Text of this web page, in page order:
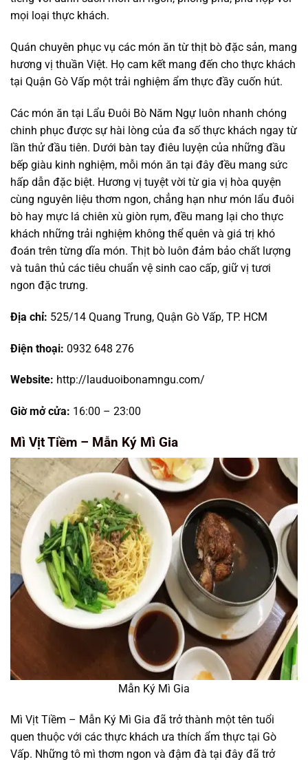
mọi loại thực khách.
Quán chuyên phục vụ các món ăn từ thịt bò đặc sản, mang
hương vị thuần Việt. Họ cam kết mang đến cho thực khách
tại Quận Gò Vấp một trải nghiệm ẩm thực đầy cuốn hút.
Các món ăn tại Lẩu Đuôi Bò Năm Ngự luôn nhanh chóng
chinh phục được sự hài lòng của đa số thực khách ngay từ
lần thử đầu tiên. Dưới bàn tay điêu luyện của những đầu
bếp giàu kinh nghiệm, mỗi món ăn tại đây đều mang sức
hấp dẫn đặc biệt. Hương vị tuyệt vời từ gia vị hòa quyện
cùng nguyên liệu thơm ngon, chẳng hạn như món lẩu đuôi
bò hay mực lá chiên xù giòn rụm, đều mang lại cho thực
khách những trải nghiệm không thể quên và giá trị khó
đoán trên từng dĩa món. Thịt bò luôn đảm bảo chất lượng
và tuân thủ các tiêu chuẩn vệ sinh cao cấp, giữ vị tươi
ngon đặc trưng.
Địa chỉ: 525/14 Quang Trung, Quận Gò Vấp, TP. HCM
Điện thoại: 0932 648 276
Website: http://lauduoibonamngu.com/
Giờ mở cửa: 16:00 – 23:00
Mì Vịt Tiềm – Mẫn Ký Mì Gia
Mẫn Ký Mì Gia
Mì Vịt Tiềm – Mẫn Ký Mì Gia đã trở thành một tên tuổi
quen thuộc với các thực khách ưa thích ẩm thực tại Gò
Vấp. Những tô mì thơm ngon và đậm đà tại đây đã trở